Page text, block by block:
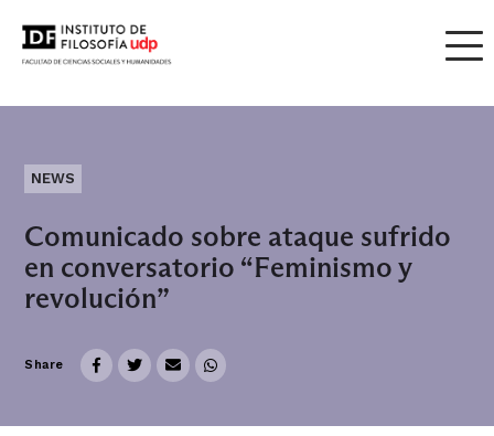
NEWS
Comunicado sobre ataque sufrido
en conversatorio “Feminismo y
revolución”
Share